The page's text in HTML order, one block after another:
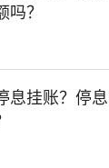
？
息挂账？停息